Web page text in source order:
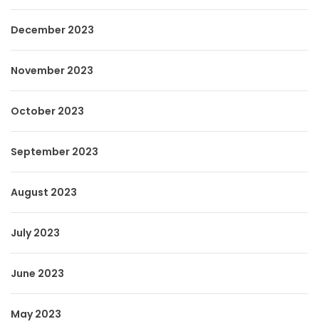
December 2023
November 2023
October 2023
September 2023
August 2023
July 2023
June 2023
May 2023